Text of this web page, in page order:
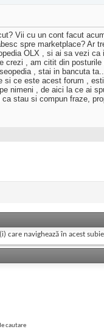
Vii cu un cont facut
spre marketplace? Ar
OLX , si ai sa vezi
crezi , am citit din
, stai in bancuta
si ce este acest forum ,
nimeni , de aici la ce ai
ca stau si compun fraze,
care navighează în acest
cautare